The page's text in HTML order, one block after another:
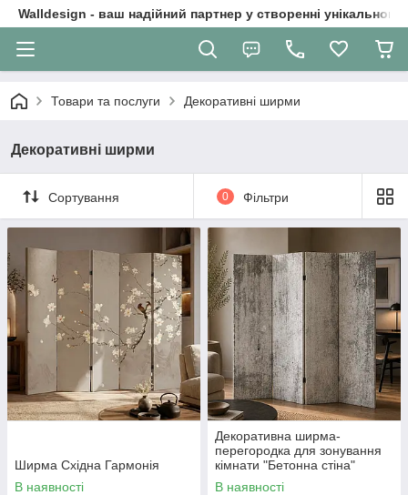
Walldesign - ваш надійний партнер у створенні унікального
Товари та послуги Декоративні ширми
Декоративні ширми
Сортування 0 Фільтри
Ширма Східна Гармонія
В наявності
Декоративна ширма-
перегородка для зонування
кімнати "Бетонна стіна"
(розкладна)
В наявності